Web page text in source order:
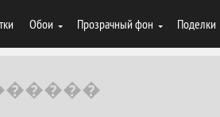
Обои Прозрачный фон Поделки